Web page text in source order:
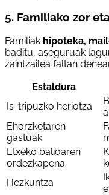
5. Familiako zor
Familiak hipoteka,
baditu, aseguruak
zaintzailea faltan
Estaldura
Is-tripuzko heriotza
Ehorzketaren
gastuak
Etxeko balioaren
ordezkapena
Hezkuntza